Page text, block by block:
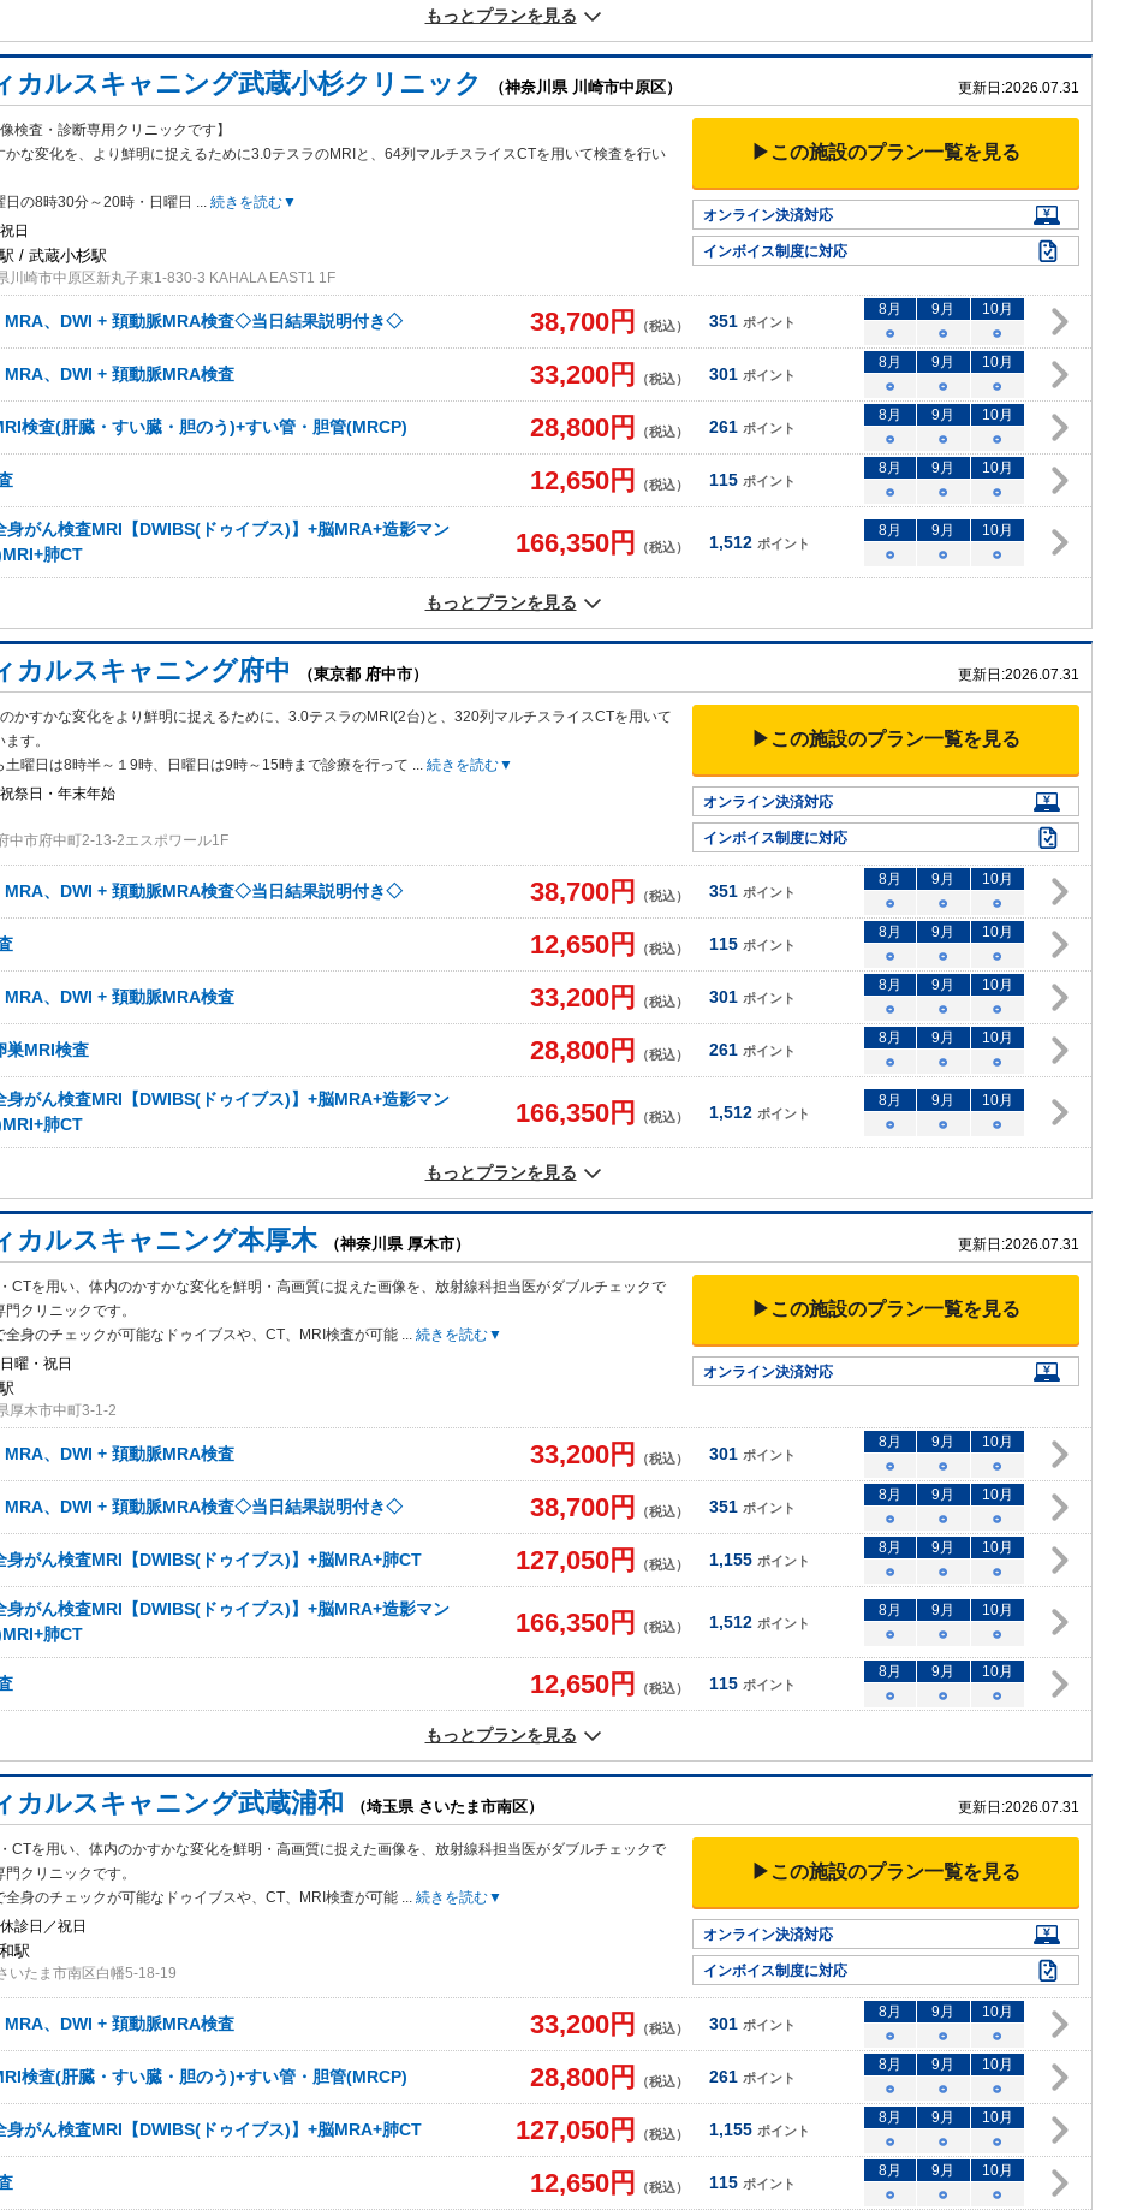
もっとプランを見る
カルスキャニング武蔵小杉クリニック （神奈川県 川崎市中原区） 更新日:2026.07.31
像検査・診断専用クリニックです】
かな変化を、より鮮明に捉えるために3.0テスラのM RIと、64列マルチスライスCTを用いて検査を行い
日の8時30分～20時・日曜日 ... 続きを読む▼
祝日
/ 武蔵小杉駅
川崎市中原区新丸子東1‐830‐3 KAHALA EAST1 1F
▶この施設のプラン一覧を見る
オンライン決済対応
インボイス制度に対応
MRA、DWI + 頚動脈MRA検査◇当日結果説明付き◇ 38,700円 （税込） 351 ポイント
8月 9月 10月
○
○ ○
MRA、DWI + 頚動脈MRA検査 33,200円 （税込） 301 ポイント
8月 9月 10月
○
○ ○
検査(肝臓・すい臓・胆のう)+すい管・胆管(MRCP) 28,800円 （税込） 261 ポイント
8月 9月 10月
○
○ ○
12,650円 （税込） 115 ポイント
8月 9月 10月
○
○ ○
身がん検査MRI【DWIBS(ドゥイブス)】+脳MRA+造影マン
肺CT
166,350円 （税込） 1,512 ポイント
8月 9月 10月
○
○ ○
もっとプランを見る
カルスキャニング府中 （東京都 府中市） 更新日:2026.07.31
かすかな変化をより鮮明に捉えるために、3.0テスラのMRI(2台)と、320列マルチスライスCTを用いて
す。
土曜日は8時半～１9時、日曜日は9時～15時まで診療を行って ... 続きを読む▼
祝祭日・年末年始
中市府中町2-13-2エスポワール1F
▶この施設のプラン一覧を見る
オンライン決済対応
インボイス制度に対応
MRA、DWI + 頚動脈MRA検査◇当日結果説明付き◇ 38,700円 （税込） 351 ポイント
8月 9月 10月
○
○ ○
12,650円 （税込） 115 ポイント
8月 9月 10月
○
○ ○
MRA、DWI + 頚動脈MRA検査 33,200円 （税込） 301 ポイント
8月 9月 10月
○
○ ○
巣MRI検査 28,800円 （税込） 261 ポイント
8月 9月 10月
○
○ ○
身がん検査MRI【DWIBS(ドゥイブス)】+脳MRA+造影マン
肺CT
166,350円 （税込） 1,512 ポイント
8月 9月 10月
○
○ ○
もっとプランを見る
カルスキャニング本厚木 （神奈川県 厚木市） 更新日:2026.07.31
CTを用い、体内のかすかな変化を鮮明・高画質に捉えた画像を、放射線科担当医がダブルチェックで
クリニックです。
全身のチェックが可能なドゥイブスや、CT、MRI検査が可能 ... 続きを読む▼
日曜・祝日
厚木市中町3-1-2
▶この施設のプラン一覧を見る
オンライン決済対応
MRA、DWI + 頚動脈MRA検査 33,200円 （税込） 301 ポイント
8月 9月 10月
○
○ ○
MRA、DWI + 頚動脈MRA検査◇当日結果説明付き◇ 38,700円 （税込） 351 ポイント
8月 9月 10月
○
○ ○
身がん検査MRI【DWIBS(ドゥイブス)】+脳MRA+肺CT 127,050円 （税込） 1,155 ポイント
8月 9月 10月
○
○ ○
身がん検査MRI【DWIBS(ドゥイブス)】+脳MRA+造影マン
肺CT
166,350円 （税込） 1,512 ポイント
8月 9月 10月
○
○ ○
12,650円 （税込） 115 ポイント
8月 9月 10月
○
○ ○
もっとプランを見る
カルスキャニング武蔵浦和 （埼玉県 さいたま市南区） 更新日:2026.07.31
CTを用い、体内のかすかな変化を鮮明・高画質に捉えた画像を、放射線科担当医がダブルチェックで
クリニックです。
全身のチェックが可能なドゥイブスや、CT、MRI検査が可能 ... 続きを読む▼
休診日／祝日
駅
いたま市南区白幡5-18-19
▶この施設のプラン一覧を見る
オンライン決済対応
インボイス制度に対応
MRA、DWI + 頚動脈MRA検査 33,200円 （税込） 301 ポイント
8月 9月 10月
○
○ ○
検査(肝臓・すい臓・胆のう)+すい管・胆管(MRCP) 28,800円 （税込） 261 ポイント
8月 9月 10月
○
○ ○
身がん検査MRI【DWIBS(ドゥイブス)】+脳MRA+肺CT 127,050円 （税込） 1,155 ポイント
8月 9月 10月
○
○ ○
12,650円 （税込） 115 ポイント
8月 9月 10月
○
○ ○